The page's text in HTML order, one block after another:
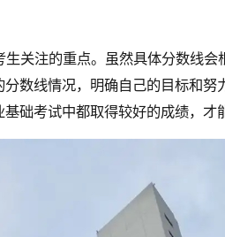
关注的重点。虽然具体分数线会
数线情况，明确自己的目标和努
础考试中都取得较好的成绩，才